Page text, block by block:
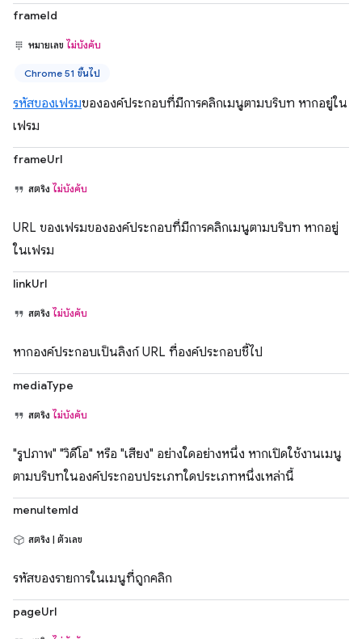
frameId
หมายเลข ไม่บังคับ
Chrome 51 ขึ้นไป
รหัสของเฟรมขององค์ประกอบที่มีการคลิกเมนูตามบริบท หากอยู่ใน
เฟรม
frameUrl
สตริง ไม่บังคับ
URL ของเฟรมขององค์ประกอบที่มีการคลิกเมนูตามบริบท หากอยู่
ในเฟรม
linkUrl
สตริง ไม่บังคับ
หากองค์ประกอบเป็นลิงก์ URL ที่องค์ประกอบชี้ไป
mediaType
สตริง ไม่บังคับ
"รูปภาพ" "วิดีโอ" หรือ "เสียง" อย่างใดอย่างหนึ่ง หากเปิดใช้งานเมนู
ตามบริบทในองค์ประกอบประเภทใดประเภทหนึ่งเหล่านี้
menuItemId
สตริง | ตัวเลข
รหัสของรายการในเมนูที่ถูกคลิก
pageUrl